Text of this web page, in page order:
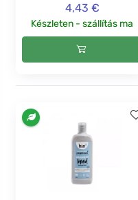
4,43 €
Készleten - szállítás ma